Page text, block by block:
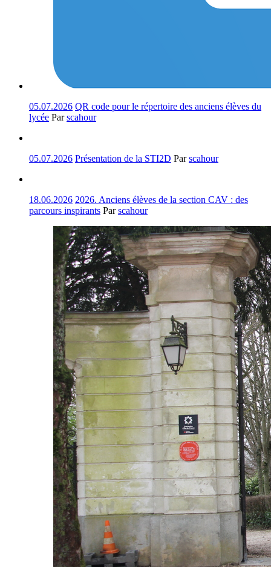
05.07.2026 QR code pour le répertoire des anciens élèves du
lycée Parscahour
05.07.2026 Présentation de la STI2D Parscahour
18.06.2026 2026. Anciens élèves de la section CAV : des
parcours inspirants Parscahour